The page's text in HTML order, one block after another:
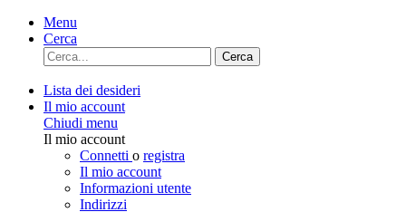
Menu
Cerca
Cerca
Lista dei desideri
Il mio account
Chiudi menu
Il mio account
Connetti o registra
Il mio account
Informazioni utente
Indirizzi